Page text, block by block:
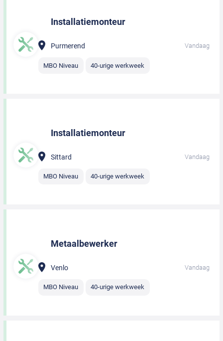
Installatiemonteur
Purmerend Vandaag
MBO Niveau 40-urige werkweek
Installatiemonteur
Sittard Vandaag
MBO Niveau 40-urige werkweek
Metaalbewerker
Venlo Vandaag
MBO Niveau 40-urige werkweek